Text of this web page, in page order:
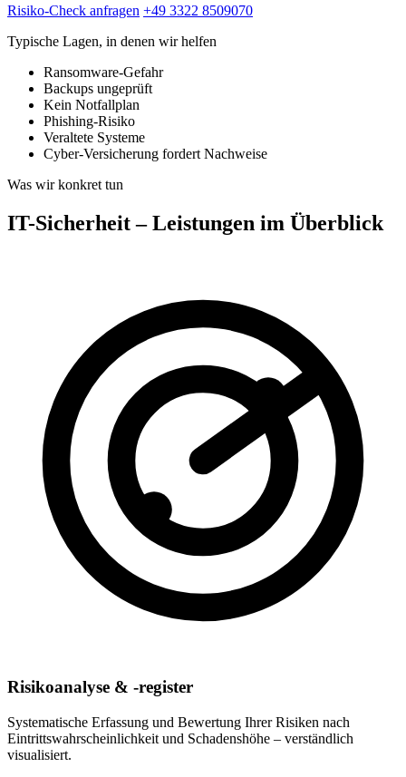
Risiko-Check anfragen +49 3322 8509070
Typische Lagen, in denen wir helfen
Ransomware-Gefahr
Backups ungeprüft
Kein Notfallplan
Phishing-Risiko
Veraltete Systeme
Cyber-Versicherung fordert Nachweise
Was wir konkret tun
IT-Sicherheit – Leistungen im Überblick
Risikoanalyse & -register
Systematische Erfassung und Bewertung Ihrer Risiken nach
Eintrittswahrscheinlichkeit und Schadenshöhe – verständlich
visualisiert.